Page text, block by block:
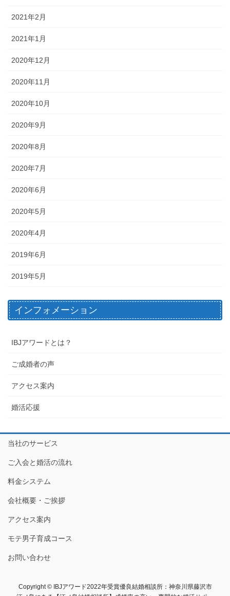
2021年2月
2021年1月
2020年12月
2020年11月
2020年10月
2020年9月
2020年8月
2020年7月
2020年6月
2020年5月
2020年4月
2019年6月
2019年5月
インフォメーション
IBJアワードとは？
ご成婚者の声
アクセス案内
婚活応援
当社のサービス
ご入会と婚活の流れ
料金システム
会社概要・ご挨拶
アクセス案内
モテ男子育成コース
お問い合わせ
Copyright © IBJアワード2022年受賞優良結婚相談所：神奈川県藤沢市